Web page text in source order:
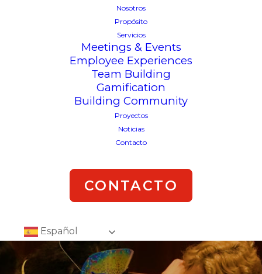
Nosotros
Propósito
Servicios
Meetings & Events
Employee Experiences
Team Building
Gamification
Building Community
Proyectos
Noticias
Contacto
CONTACTO
Español